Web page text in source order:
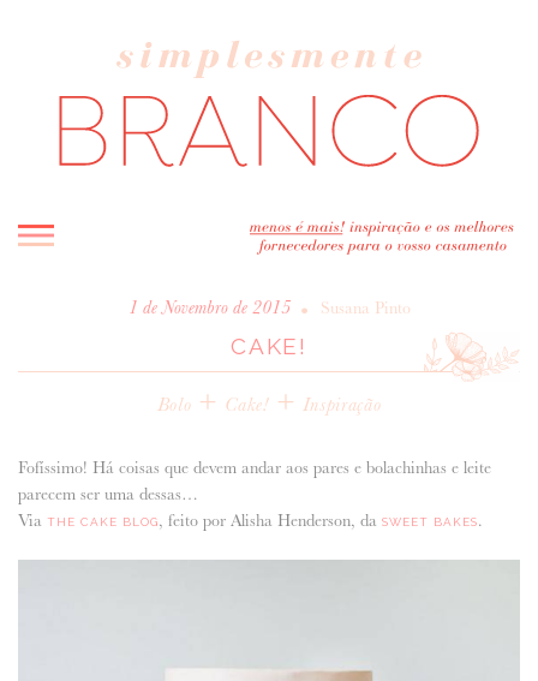
INICIO
BLOG
FORNECEDORES RECOMENDADOS
1 de Novembro de 2015 • Susana Pinto
CAKE!
Bolo + Cake!+ Inspiração
Fofíssimo! Há coisas que devem andar aos pares e bolachinhas e leite
parecem ser uma dessas…
Via
THE CAKE BLOG, feito por Alisha Henderson, da SWEET BAKES.